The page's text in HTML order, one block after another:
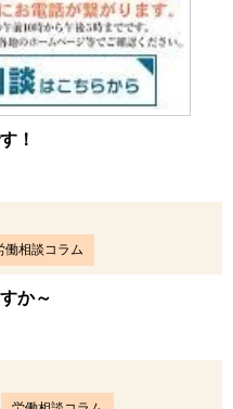
！
働相談コラム
か～